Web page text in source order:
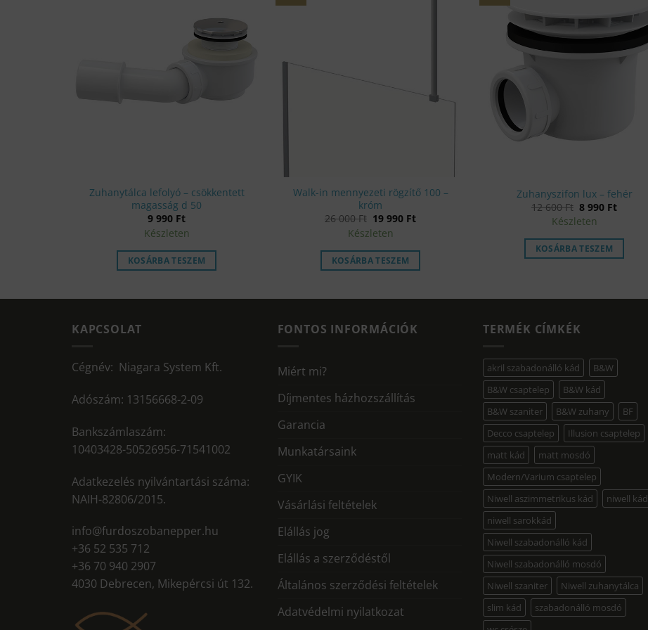
Zuhanytálca lefolyó – csökkentett
magasság d 50
9 990 Ft
Készleten
KOSÁRBA TESZEM
Walk-in mennyezeti rögzítő 100 –
króm
26 000Ft Original
price
was:
26
000 Ft.
19 990 FtCurrent
19
Készleten
KOSÁRBA TESZEM
Zuhanyszifon lux – fehér
12 600Ft Original
price
was:
12
600 Ft.
8 990 FtCurrent
8
Készleten
KOSÁRBA TESZEM
KAPCSOLAT
Cégnév: Niagara System Kft.
Adószám: 13156668-2-09
Bankszámlaszám:
10403428-50526956-71541002
Adatkezelés nyilvántartási száma:
NAIH-82806/2015.
info@furdoszobanepper.hu
+36 52 535 712
+36 70 940 2907
4030 Debrecen, Mikepércsi út 132.
FONTOS INFORMÁCIÓK
Miért mi?
Díjmentes házhozszállítás
Garancia
Munkatársaink
GYIK
Vásárlási feltételek
Elállás jog
Elállás a szerződéstől
Általános szerződési feltételek
Adatvédelmi nyilatkozat
TERMÉK CÍMKÉK
akril szabadonálló kád
B&W
B&W csaptelep
B&W kád
B&W szaniter
B&W zuhany
BF
Decco csaptelep
Illusion csaptelep
matt kád
matt mosdó
Modern/Varium csaptelep
Niwell aszimmetrikus kád
niwell kád
niwell sarokkád
Niwell szabadonálló kád
Niwell szabadonálló mosdó
Niwell szaniter
Niwell zuhanytálca
slim kád
szabadonálló mosdó